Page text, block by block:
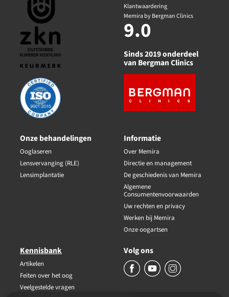
Klantwaardering
Memira by Bergman Clinics
9.0
Sinds 2019 onderdeel
van Bergman Clinics
Onze behandelingen
Ooglaseren
Lensvervanging (RLE)
Lensimplantatie
Informatie
Over Memira
Directie en management
De geschiedenis van Memira
Algemene
Consumentenvoorwaarden
Uw rechten en privacy
Werken bij Memira
Onze oogartsen
Kennisbank
Artikelen
Feiten over het oog
Veelgestelde vragen
Volg ons